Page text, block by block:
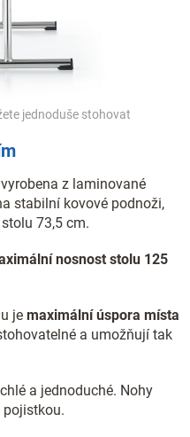
jednoduše stohovat
z laminované
stabilní kovové podnoži,
73,5 cm.
nosnost stolu 125
je maximální úspora místa
a umožňují tak
a jednoduché. Nohy